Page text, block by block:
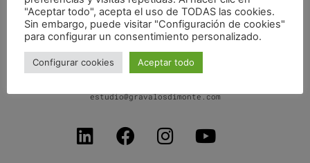
C/ Don Jaime I, 34 dpdo-1ºB
50001 Zaragoza SPAIN
estudio@gravalosdimonte.com
"Aceptar todo", acepta el uso de TODAS las cookies.
Sin embargo, puede visitar "Configuración de cookies"
para configurar un consentimiento personalizado.
Configurar cookies Aceptar todo